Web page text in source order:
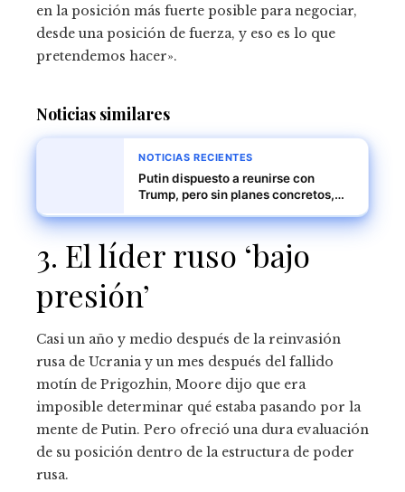
en la posición más fuerte posible para negociar,
desde una posición de fuerza, y eso es lo que
pretendemos hacer».
Noticias similares
NOTICIAS RECIENTES
Putin dispuesto a reunirse con
Trump, pero sin planes concretos,
3. El líder ruso ‘bajo
presión’
Casi un año y medio después de la reinvasión
rusa de Ucrania y un mes después del fallido
motín de Prigozhin, Moore dijo que era
imposible determinar qué estaba pasando por la
mente de Putin. Pero ofreció una dura evaluación
de su posición dentro de la estructura de poder
rusa.